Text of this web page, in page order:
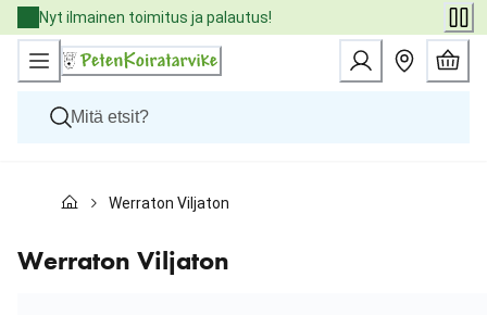
Skip
to
Content
Nyt ilmainen toimitus ja palautus!
Kissat
Eläinlääkäriruoat
Tuotemerkit
Werraton Viljaton
Werraton Viljaton